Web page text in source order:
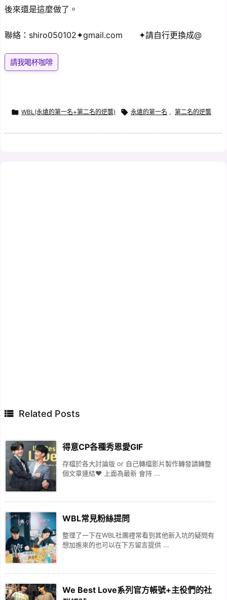
後來還是這麼做了。
聯絡：shiro050102✦gmail.com ✦請自行更換成@
請我喝杯咖啡
 WBL(永遠的第一名+第二名的逆襲)  永遠的第一名 , 第二名的逆襲
 Related Posts
得意CP各種秀恩愛GIF
存檔於各大討論版 or 自己轉檔影片製作轉發請轉整
個文章連結♥ 上面為最新 會持 ...
WBL常見粉絲提問
整理了一下在WBL社團裡常看到其他新入坑的疑問有
想加進來的也可以在下方留言提供 ...
We Best Love系列官方帳號+主役們的社